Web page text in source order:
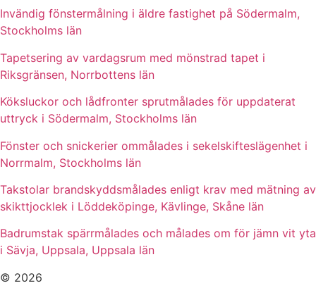
Invändig fönstermålning i äldre fastighet på Södermalm,
Stockholms län
Tapetsering av vardagsrum med mönstrad tapet i
Riksgränsen, Norrbottens län
Köksluckor och lådfronter sprutmålades för uppdaterat
uttryck i Södermalm, Stockholms län
Fönster och snickerier ommålades i sekelskifteslägenhet i
Norrmalm, Stockholms län
Takstolar brandskyddsmålades enligt krav med mätning av
skikttjocklek i Löddeköpinge, Kävlinge, Skåne län
Badrumstak spärrmålades och målades om för jämn vit yta
i Sävja, Uppsala, Uppsala län
© 2026